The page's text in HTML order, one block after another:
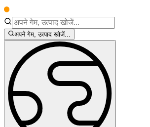
अपने गेम, उत्पाद खोजें...